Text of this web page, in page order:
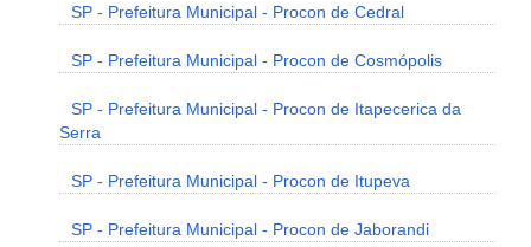
SP - Prefeitura Municipal - Procon de Cedral
SP - Prefeitura Municipal - Procon de Cosmópolis
SP - Prefeitura Municipal - Procon de Itapecerica da
Serra
SP - Prefeitura Municipal - Procon de Itupeva
SP - Prefeitura Municipal - Procon de Jaborandi